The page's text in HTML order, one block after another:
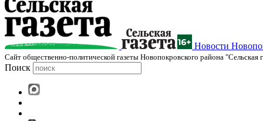
Новости
Cайт общественно-политической газеты Новопокровского района "Сельская
Поиск